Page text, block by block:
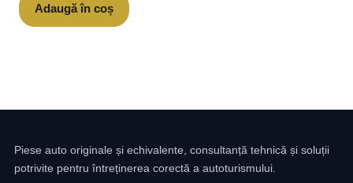
Adaugă în coș
Piese auto originale și echivalente, consultanță tehnică și soluții
potrivite pentru întreținerea corectă a autoturismului.